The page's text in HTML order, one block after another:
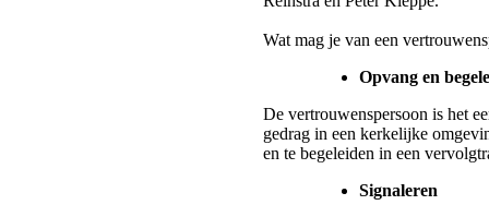
Wat mag je van een
Opvang en
De vertrouwenspersoon is het
gedrag in een kerkelijke
en te begeleiden in een
Signaleren